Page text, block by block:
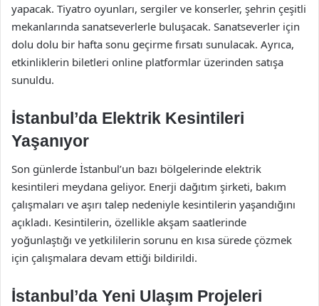
yapacak. Tiyatro oyunları, sergiler ve konserler, şehrin çeşitli
mekanlarında sanatseverlerle buluşacak. Sanatseverler için
dolu dolu bir hafta sonu geçirme fırsatı sunulacak. Ayrıca,
etkinliklerin biletleri online platformlar üzerinden satışa
sunuldu.
İstanbul’da Elektrik Kesintileri
Yaşanıyor
Son günlerde İstanbul’un bazı bölgelerinde elektrik
kesintileri meydana geliyor. Enerji dağıtım şirketi, bakım
çalışmaları ve aşırı talep nedeniyle kesintilerin yaşandığını
açıkladı. Kesintilerin, özellikle akşam saatlerinde
yoğunlaştığı ve yetkililerin sorunu en kısa sürede çözmek
için çalışmalara devam ettiği bildirildi.
İstanbul’da Yeni Ulaşım Projeleri